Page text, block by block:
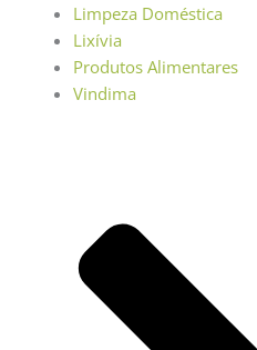
Limpeza Doméstica
Lixívia
Produtos Alimentares
Vindima